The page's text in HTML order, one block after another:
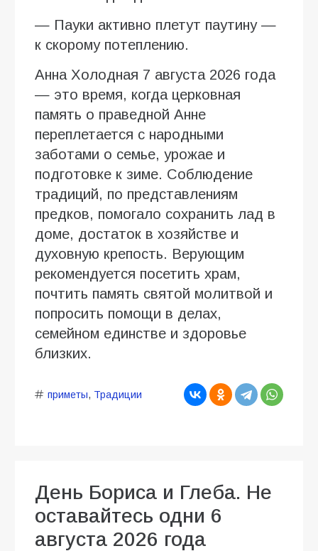
— Пауки активно плетут паутину —
к скорому потеплению.
Анна Холодная 7 августа 2026 года
— это время, когда церковная
память о праведной Анне
переплетается с народными
заботами о семье, урожае и
подготовке к зиме. Соблюдение
традиций, по представлениям
предков, помогало сохранить лад в
доме, достаток в хозяйстве и
духовную крепость. Верующим
рекомендуется посетить храм,
почтить память святой молитвой и
попросить помощи в делах,
семейном единстве и здоровье
близких.
приметы, Традиции
День Бориса и Глеба. Не
оставайтесь одни 6
августа 2026 года